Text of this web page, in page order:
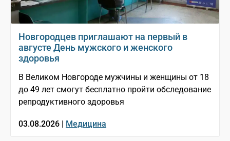
Новгородцев приглашают на первый в
августе День мужского и женского
здоровья
В Великом Новгороде мужчины и женщины от 18
до 49 лет смогут бесплатно пройти обследование
репродуктивного здоровья
03.08.2026 | Медицина